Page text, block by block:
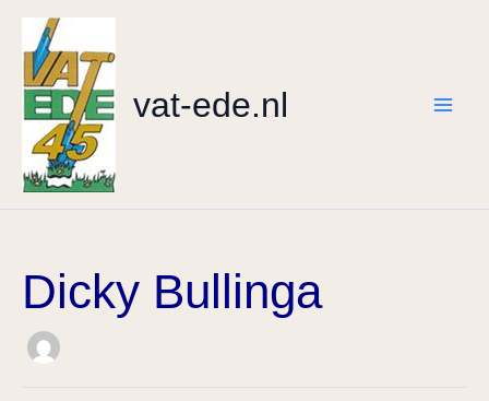
inhoud
vat-ede.nl
Dicky Bullinga
naar: